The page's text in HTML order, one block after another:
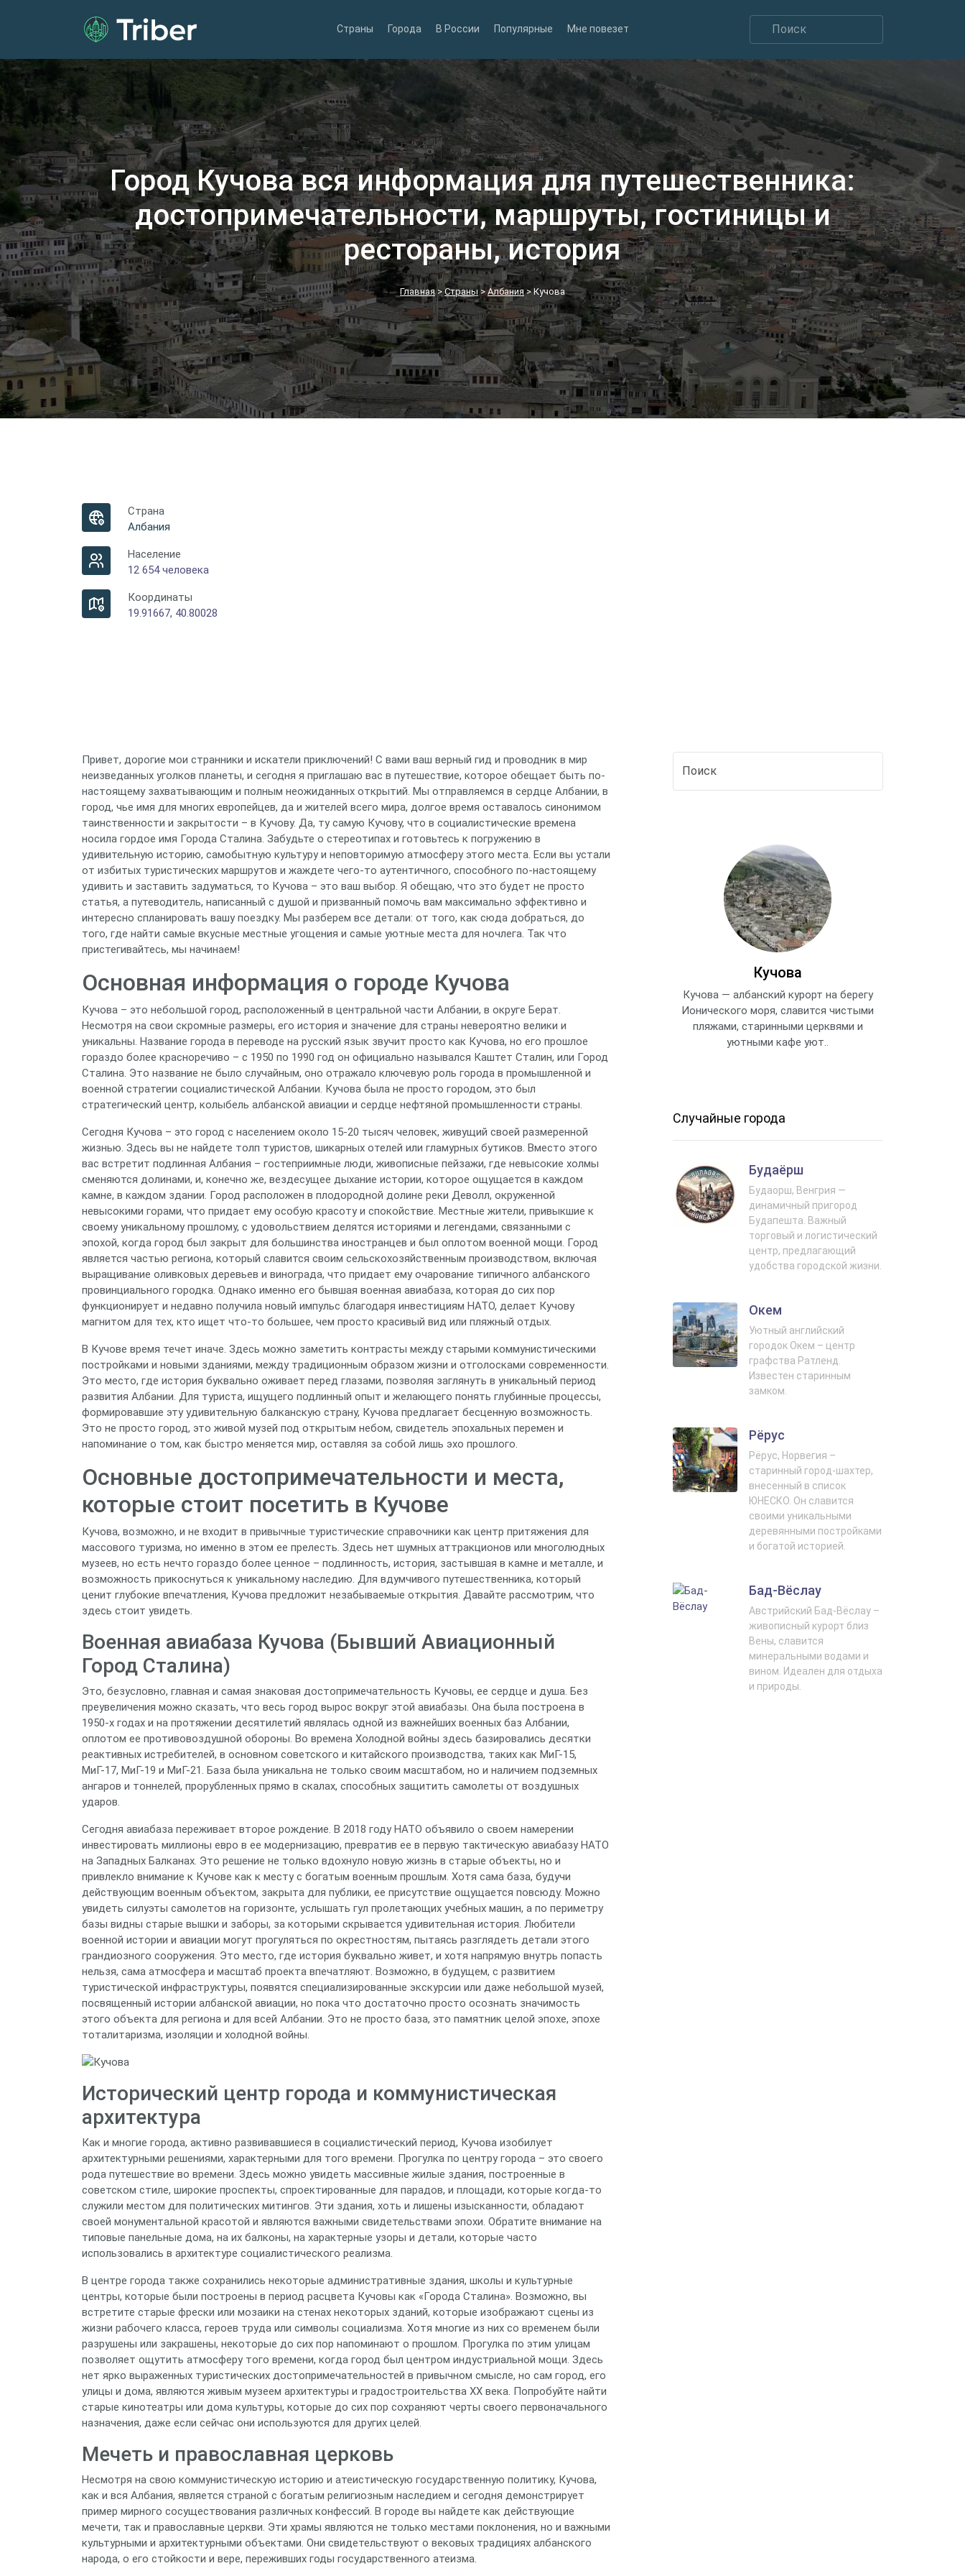
Страны Города В России Популярные Мне повезет
Город Кучова вся информация для путешественника:
достопримечательности, маршруты, гостиницы и
рестораны, история
Главная>Страны >Албания>Кучова
Страна
Албания
Население
12 654 человека
Координаты
19.91667, 40.80028
Привет, дорогие мои странники и искатели приключений! С вами ваш верный гид и проводник в мир
неизведанных уголков планеты, и сегодня я приглашаю вас в путешествие, которое обещает быть по-
настоящему захватывающим и полным неожиданных открытий. Мы отправляемся в сердце Албании, в
город, чье имя для многих европейцев, да и жителей всего мира, долгое время оставалось синонимом
таинственности и закрытости – в Кучову. Да, ту самую Кучову, что в социалистические времена
носила гордое имя Города Сталина. Забудьте о стереотипах и готовьтесь к погружению в
удивительную историю, самобытную культуру и неповторимую атмосферу этого места. Если вы устали
от избитых туристических маршрутов и жаждете чего-то аутентичного, способного по-настоящему
удивить и заставить задуматься, то Кучова – это ваш выбор. Я обещаю, что это будет не просто
статья, а путеводитель, написанный с душой и призванный помочь вам максимально эффективно и
интересно спланировать вашу поездку. Мы разберем все детали: от того, как сюда добраться, до
того, где найти самые вкусные местные угощения и самые уютные места для ночлега. Так что
пристегивайтесь, мы начинаем!
Основная информация о городе Кучова
Кучова – это небольшой город, расположенный в центральной части Албании, в округе Берат.
Несмотря на свои скромные размеры, его история и значение для страны невероятно велики и
уникальны. Название города в переводе на русский язык звучит просто как Кучова, но его прошлое
гораздо более красноречиво – с 1950 по 1990 год он официально назывался Каштет Сталин, или Город
Сталина. Это название не было случайным, оно отражало ключевую роль города в промышленной и
военной стратегии социалистической Албании. Кучова была не просто городом, это был
стратегический центр, колыбель албанской авиации и сердце нефтяной промышленности страны.
Сегодня Кучова – это город с населением около 15-20 тысяч человек, живущий своей размеренной
жизнью. Здесь вы не найдете толп туристов, шикарных отелей или гламурных бутиков. Вместо этого
вас встретит подлинная Албания – гостеприимные люди, живописные пейзажи, где невысокие холмы
сменяются долинами, и, конечно же, вездесущее дыхание истории, которое ощущается в каждом
камне, в каждом здании. Город расположен в плодородной долине реки Деволл, окруженной
невысокими горами, что придает ему особую красоту и спокойствие. Местные жители, привыкшие к
своему уникальному прошлому, с удовольствием делятся историями и легендами, связанными с
эпохой, когда город был закрыт для большинства иностранцев и был оплотом военной мощи. Город
является частью региона, который славится своим сельскохозяйственным производством, включая
выращивание оливковых деревьев и винограда, что придает ему очарование типичного албанского
провинциального городка. Однако именно его бывшая военная авиабаза, которая до сих пор
функционирует и недавно получила новый импульс благодаря инвестициям НАТО, делает Кучову
магнитом для тех, кто ищет что-то большее, чем просто красивый вид или пляжный отдых.
В Кучове время течет иначе. Здесь можно заметить контрасты между старыми коммунистическими
постройками и новыми зданиями, между традиционным образом жизни и отголосками современности.
Это место, где история буквально оживает перед глазами, позволяя заглянуть в уникальный период
развития Албании. Для туриста, ищущего подлинный опыт и желающего понять глубинные процессы,
формировавшие эту удивительную балканскую страну, Кучова предлагает бесценную возможность.
Это не просто город, это живой музей под открытым небом, свидетель эпохальных перемен и
напоминание о том, как быстро меняется мир, оставляя за собой лишь эхо прошлого.
Основные достопримечательности и места,
которые стоит посетить в Кучове
Кучова, возможно, и не входит в привычные туристические справочники как центр притяжения для
массового туризма, но именно в этом ее прелесть. Здесь нет шумных аттракционов или многолюдных
музеев, но есть нечто гораздо более ценное – подлинность, история, застывшая в камне и металле, и
возможность прикоснуться к уникальному наследию. Для вдумчивого путешественника, который
ценит глубокие впечатления, Кучова предложит незабываемые открытия. Давайте рассмотрим, что
здесь стоит увидеть.
Военная авиабаза Кучова (Бывший Авиационный
Город Сталина)
Это, безусловно, главная и самая знаковая достопримечательность Кучовы, ее сердце и душа. Без
преувеличения можно сказать, что весь город вырос вокруг этой авиабазы. Она была построена в
1950-х годах и на протяжении десятилетий являлась одной из важнейших военных баз Албании,
оплотом ее противовоздушной обороны. Во времена Холодной войны здесь базировались десятки
реактивных истребителей, в основном советского и китайского производства, таких как МиГ-15,
МиГ-17, МиГ-19 и МиГ-21. База была уникальна не только своим масштабом, но и наличием подземных
ангаров и тоннелей, прорубленных прямо в скалах, способных защитить самолеты от воздушных
ударов.
Сегодня авиабаза переживает второе рождение. В 2018 году НАТО объявило о своем намерении
инвестировать миллионы евро в ее модернизацию, превратив ее в первую тактическую авиабазу НАТО
на Западных Балканах. Это решение не только вдохнуло новую жизнь в старые объекты, но и
привлекло внимание к Кучове как к месту с богатым военным прошлым. Хотя сама база, будучи
действующим военным объектом, закрыта для публики, ее присутствие ощущается повсюду. Можно
увидеть силуэты самолетов на горизонте, услышать гул пролетающих учебных машин, а по периметру
базы видны старые вышки и заборы, за которыми скрывается удивительная история. Любители
военной истории и авиации могут прогуляться по окрестностям, пытаясь разглядеть детали этого
грандиозного сооружения. Это место, где история буквально живет, и хотя напрямую внутрь попасть
нельзя, сама атмосфера и масштаб проекта впечатляют. Возможно, в будущем, с развитием
туристической инфраструктуры, появятся специализированные экскурсии или даже небольшой музей,
посвященный истории албанской авиации, но пока что достаточно просто осознать значимость
этого объекта для региона и для всей Албании. Это не просто база, это памятник целой эпохе, эпохе
тоталитаризма, изоляции и холодной войны.
Исторический центр города и коммунистическая
архитектура
Как и многие города, активно развивавшиеся в социалистический период, Кучова изобилует
архитектурными решениями, характерными для того времени. Прогулка по центру города – это своего
рода путешествие во времени. Здесь можно увидеть массивные жилые здания, построенные в
советском стиле, широкие проспекты, спроектированные для парадов, и площади, которые когда-то
служили местом для политических митингов. Эти здания, хоть и лишены изысканности, обладают
своей монументальной красотой и являются важными свидетельствами эпохи. Обратите внимание на
типовые панельные дома, на их балконы, на характерные узоры и детали, которые часто
использовались в архитектуре социалистического реализма.
В центре города также сохранились некоторые административные здания, школы и культурные
центры, которые были построены в период расцвета Кучовы как «Города Сталина». Возможно, вы
встретите старые фрески или мозаики на стенах некоторых зданий, которые изображают сцены из
жизни рабочего класса, героев труда или символы социализма. Хотя многие из них со временем были
разрушены или закрашены, некоторые до сих пор напоминают о прошлом. Прогулка по этим улицам
позволяет ощутить атмосферу того времени, когда город был центром индустриальной мощи. Здесь
нет ярко выраженных туристических достопримечательностей в привычном смысле, но сам город, его
улицы и дома, являются живым музеем архитектуры и градостроительства XX века. Попробуйте найти
старые кинотеатры или дома культуры, которые до сих пор сохраняют черты своего первоначального
назначения, даже если сейчас они используются для других целей.
Мечеть и православная церковь
Несмотря на свою коммунистическую историю и атеистическую государственную политику, Кучова,
как и вся Албания, является страной с богатым религиозным наследием и сегодня демонстрирует
пример мирного сосуществования различных конфессий. В городе вы найдете как действующие
мечети, так и православные церкви. Эти храмы являются не только местами поклонения, но и важными
культурными и архитектурными объектами. Они свидетельствуют о вековых традициях албанского
народа, о его стойкости и вере, переживших годы государственного атеизма.
Кучова
Кучова — албанский курорт на берегу
Ионического моря, славится чистыми
пляжами, старинными церквями и
уютными кафе уют..
Случайные города
Будаёрш
Будаорш, Венгрия —
динамичный пригород
Будапешта. Важный
торговый и логистический
центр, предлагающий
удобства городской жизни.
Окем
Уютный английский
городок Окем – центр
графства Ратленд.
Известен старинным
замком.
Рёрус
Рёрус, Норвегия –
старинный город-шахтер,
внесенный в список
ЮНЕСКО. Он славится
своими уникальными
деревянными постройками
и богатой историей.
Бад-Вёслау
Австрийский Бад-Вёслау –
живописный курорт близ
Вены, славится
минеральными водами и
вином. Идеален для отдыха
и природы.